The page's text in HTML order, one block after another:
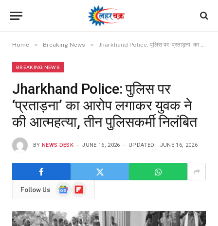
Home » Breaking News » Jharkhand Police: पुलिस पर ‘प्रताड़ना’ का आरोप लगाकर युवक ने की आत्महत्या, तीन पुलिसकर्मी निलंबित
BREAKING NEWS
Jharkhand Police: पुलिस पर
‘प्रताड़ना’ का आरोप लगाकर युवक ने
की आत्महत्या, तीन पुलिसकर्मी निलंबित
BY NEWS DESK JUNE 16, 2026 UPDATED: JUNE 16, 2026
Follow Us
GoogleFlipboard